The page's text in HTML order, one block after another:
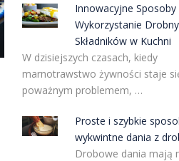
Innowacyjne Sposoby
Wykorzystanie
Składników w Kuchni
W dzisiejszych czasach, kiedy
marnotrawstwo żywności staje
poważnym problemem, …
Proste i szybkie
wykwintne dania z
Drobowe dania mają